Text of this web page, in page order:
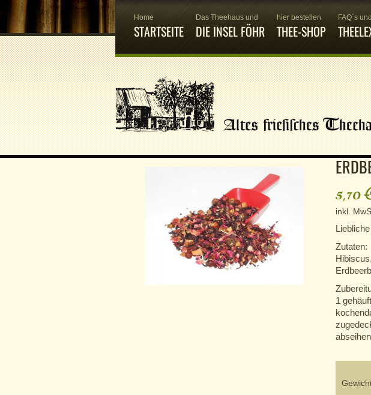
Home
STARTSEITE
Das Theehaus und
DIE INSEL FÖHR
hier bestellen
THEE-SHOP
FAQ´s
5,70
inkl.
Zutaten:
1